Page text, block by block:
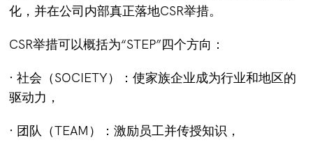
化，并在公司内部真正落地CSR举措。
CSR举措可以概括为“STEP”四个方向：
· 社会（SOCIETY）：使家族企业成为行业和地区的
驱动力，
· 团队（TEAM）：激励员工并传授知识，